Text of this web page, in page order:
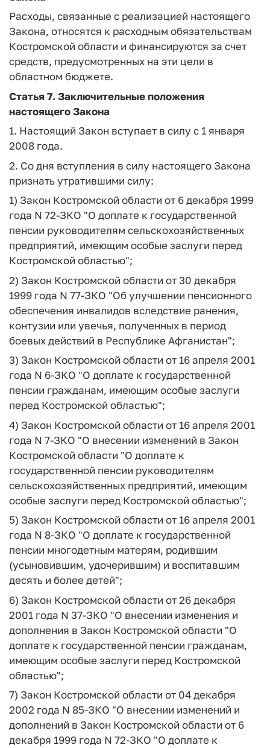
Расходы, связанные с реализацией настоящего
Закона, относятся к расходным обязательствам
Костромской области и финансируются за счет
средств, предусмотренных на эти цели в
областном бюджете.
Статья 7.Заключительные положения
настоящего Закона
1. Настоящий Закон вступает в силу с 1 января
2008 года.
2. Со дня вступления в силу настоящего Закона
признать утратившими силу:
1) Закон Костромской области от 6 декабря 1999
года N 72-ЗКО "О доплате к государственной
пенсии руководителям сельскохозяйственных
предприятий, имеющим особые заслуги перед
Костромской областью";
2) Закон Костромской области от 30 декабря
1999 года N 77-ЗКО "Об улучшении пенсионного
обеспечения инвалидов вследствие ранения,
контузии или увечья, полученных в период
боевых действий в Республике Афганистан";
3) Закон Костромской области от 16 апреля 2001
года N 6-ЗКО "О доплате к государственной
пенсии гражданам, имеющим особые заслуги
перед Костромской областью";
4) Закон Костромской области от 16 апреля 2001
года N 7-ЗКО "О внесении изменений в Закон
Костромской области "О доплате к
государственной пенсии руководителям
сельскохозяйственных предприятий, имеющим
особые заслуги перед Костромской областью";
5) Закон Костромской области от 16 апреля 2001
года N 8-ЗКО "О доплате к государственной
пенсии многодетным матерям, родившим
(усыновившим, удочерившим) и воспитавшим
десять и более детей";
6) Закон Костромской области от 26 декабря
2001 года N 37-ЗКО "О внесении изменения и
дополнения в Закон Костромской области "О
доплате к государственной пенсии гражданам,
имеющим особые заслуги перед Костромской
областью";
7) Закон Костромской области от 04 декабря
2002 года N 85-ЗКО "О внесении изменений и
дополнений в Закон Костромской области от 6
декабря 1999 года N 72-ЗКО "О доплате к